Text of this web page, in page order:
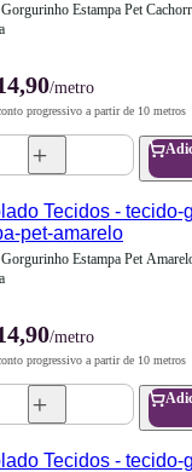
Estampa Pet
/metro
progressivo a partir de 10 metros
Estampa Pet
/metro
progressivo a partir de 10 metros